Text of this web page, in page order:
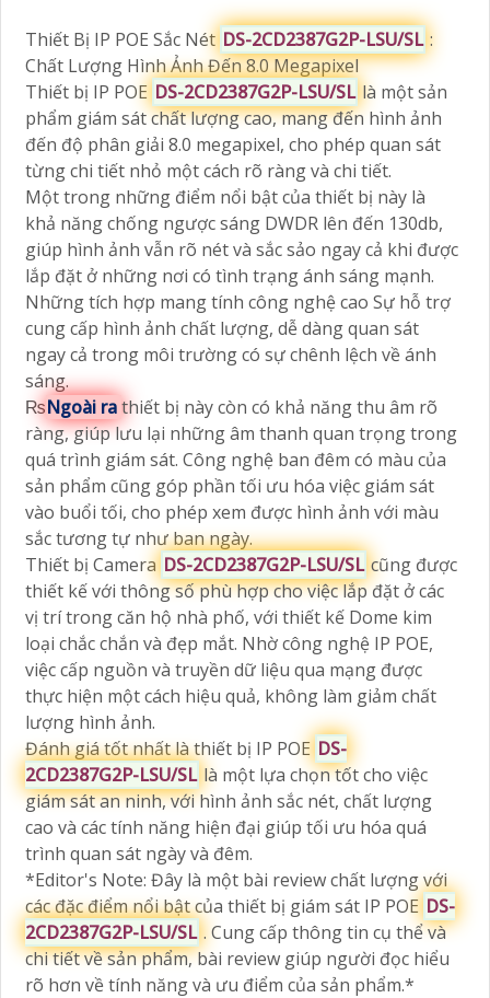
Thiết Bị IP POE Sắc Nét DS-2CD2387G2P-LSU/SL :
Chất Lượng Hình Ảnh Đến 8.0 Megapixel
Thiết bị IP POE DS-2CD2387G2P-LSU/SL là một sản
phẩm giám sát chất lượng cao, mang đến hình ảnh
đến độ phân giải 8.0 megapixel, cho phép quan sát
từng chi tiết nhỏ một cách rõ ràng và chi tiết.
Một trong những điểm nổi bật của thiết bị này là
khả năng chống ngược sáng DWDR lên đến 130db,
giúp hình ảnh vẫn rõ nét và sắc sảo ngay cả khi được
lắp đặt ở những nơi có tình trạng ánh sáng mạnh.
Những tích hợp mang tính công nghệ cao Sự hỗ trợ
cung cấp hình ảnh chất lượng, dễ dàng quan sát
ngay cả trong môi trường có sự chênh lệch về ánh
sáng.
₨Ngoài rathiết bị này còn có khả năng thu âm rõ
ràng, giúp lưu lại những âm thanh quan trọng trong
quá trình giám sát. Công nghệ ban đêm có màu của
sản phẩm cũng góp phần tối ưu hóa việc giám sát
vào buổi tối, cho phép xem được hình ảnh với màu
sắc tương tự như ban ngày.
Thiết bị Camera DS-2CD2387G2P-LSU/SL cũng được
thiết kế với thông số phù hợp cho việc lắp đặt ở các
vị trí trong căn hộ nhà phố, với thiết kế Dome kim
loại chắc chắn và đẹp mắt. Nhờ công nghệ IP POE,
việc cấp nguồn và truyền dữ liệu qua mạng được
thực hiện một cách hiệu quả, không làm giảm chất
lượng hình ảnh.
Đánh giá tốt nhất là thiết bị IP POE DS-
2CD2387G2P-LSU/SL là một lựa chọn tốt cho việc
giám sát an ninh, với hình ảnh sắc nét, chất lượng
cao và các tính năng hiện đại giúp tối ưu hóa quá
trình quan sát ngày và đêm.
*Editor's Note: Đây là một bài review chất lượng với
các đặc điểm nổi bật của thiết bị giám sát IP POE DS-
2CD2387G2P-LSU/SL . Cung cấp thông tin cụ thể và
chi tiết về sản phẩm, bài review giúp người đọc hiểu
rõ hơn về tính năng và ưu điểm của sản phẩm.*